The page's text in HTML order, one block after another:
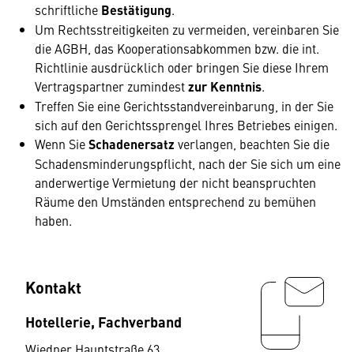
schriftliche Bestätigung.
Um Rechtsstreitigkeiten zu vermeiden, vereinbaren Sie
die AGBH, das Kooperationsabkommen bzw. die int.
Richtlinie ausdrücklich oder bringen Sie diese Ihrem
Vertragspartner zumindestzur Kenntnis.
Treffen Sie eine Gerichtsstandvereinbarung, in der Sie
sich auf den Gerichtssprengel Ihres Betriebes einigen.
Wenn SieSchadenersatz verlangen, beachten Sie die
Schadensminderungspflicht, nach der Sie sich um eine
anderwertige Vermietung der nicht beanspruchten
Räume den Umständen entsprechend zu bemühen
haben.
Kontakt
Hotellerie, Fachverband